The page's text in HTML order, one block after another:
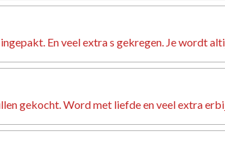
En veel extra s gekregen. Je wordt
gekocht. Word met liefde en veel extra